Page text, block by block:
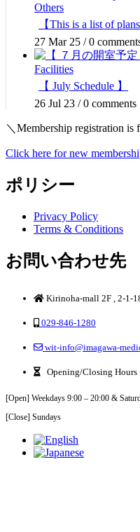
Others
【This is a list of plans
27 Mar 25 /0
Facilities
【 July Schedule 】
26 Jul 23 /0 comments
＼Membership registration is
Click here for new
ポリシー
Privacy Policy
Terms & Conditions
お問い合わせ先
Kirinoha-mall 2F , 2-1-
029-846-1280
wit-info@imagawa-
Opening/Closing Hours
[Open] Weekdays 9:00 – 20:00 &
[Close] Sundays